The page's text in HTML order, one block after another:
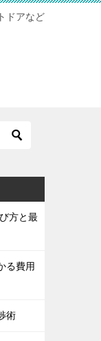
ドアなど
方と最
る費用
術